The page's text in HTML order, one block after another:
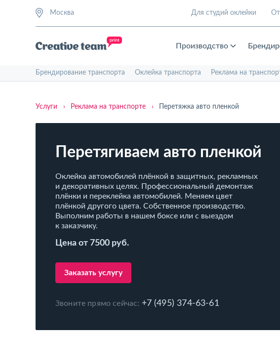
Москва Для студий оклейки
Производство
Брендирование транспорта Оклейка транспорта Реклама на
Услуги › Реклама на транспорте › Перетяжка авто пленкой
Перетягиваем авто пленкой
Оклейка автомобилей плёнкой в защитных, рекламных
и декоративных целях. Профессиональный демонтаж
плёнки и переклейка автомобилей. Меняем цвет
плёнкой другого цвета. Собственное производство.
Выполним работы в нашем боксе или с выездом
к заказчику.
Цена от 7500 руб.
Заказать услугу
Звоните прямо сейчас: +7 (495) 374-63-61